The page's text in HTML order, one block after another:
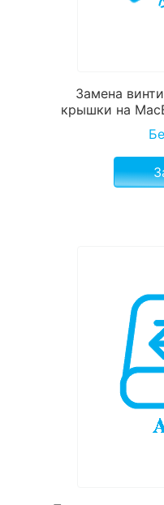
Замена
крышки на